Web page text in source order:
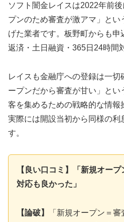
ソフト闇金レイスは2022年前
プンのため審査が激アマ」とい
げた業者です。板野町からも申
返済・土日融資・365日24時間
レイスも金融庁への登録は一
ープンだから審査が甘い」とい
客を集めるための戦略的な情報
実際には開設当初から同様の利
す。
【良い口コミ】「新規オープ
対応も良かった」
【論破】
「新規オープン＝